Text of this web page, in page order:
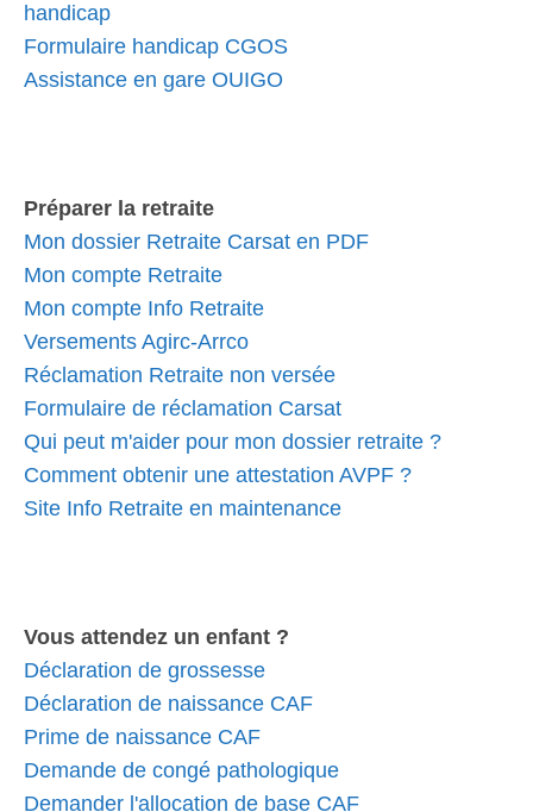
handicap
Formulaire handicap CGOS
Assistance en gare OUIGO
Préparer la retraite
Mon dossier Retraite Carsat en PDF
Mon compte Retraite
Mon compte Info Retraite
Versements Agirc-Arrco
Réclamation Retraite non versée
Formulaire de réclamation Carsat
Qui peut m'aider pour mon dossier retraite ?
Comment obtenir une attestation AVPF ?
Site Info Retraite en maintenance
Vous attendez un enfant ?
Déclaration de grossesse
Déclaration de naissance CAF
Prime de naissance CAF
Demande de congé pathologique
Demander l'allocation de base CAF